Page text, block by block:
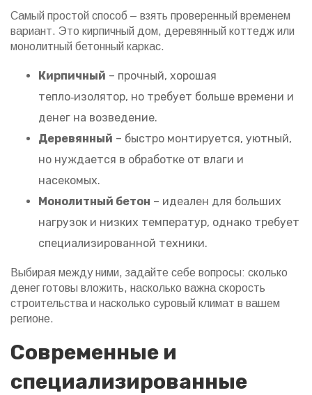
Самый простой способ – взять проверенный временем
вариант. Это кирпичный дом, деревянный коттедж или
монолитный бетонный каркас.
Кирпичный – прочный, хорошая
тепло‑изолятор, но требует больше времени и
денег на возведение.
Деревянный – быстро монтируется, уютный,
но нуждается в обработке от влаги и
насекомых.
Монолитный бетон – идеален для больших
нагрузок и низких температур, однако требует
специализированной техники.
Выбирая между ними, задайте себе вопросы: сколько
денег готовы вложить, насколько важна скорость
строительства и насколько суровый климат в вашем
регионе.
Современные и
специализированные